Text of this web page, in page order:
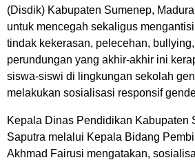
(Disdik) Kabupaten Sumenep,
untuk mencegah sekaligus
tindak kekerasan, pelecehan,
perundungan yang akhir-akhir ini
siswa-siswi di lingkungan sekolah
melakukan sosialisasi responsif
Kepala Dinas Pendidikan Kabupaten
Saputra melalui Kepala Bidang
Akhmad Fairusi mengatakan,